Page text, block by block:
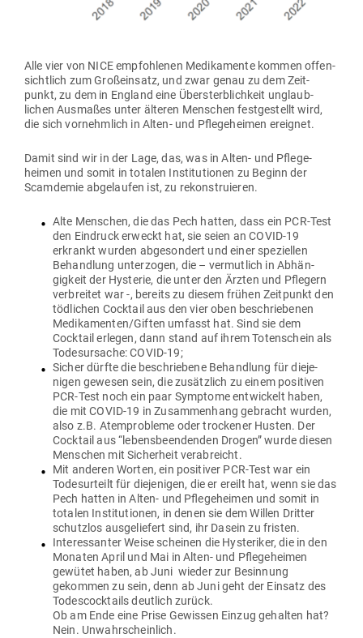
Alle vier von NICE emp­foh­lenen Medi­ka­mente kommen offen­
sichtlich zum Groß­einsatz, und zwar genau zu dem Zeit­
punkt, zu dem in England eine Über­sterb­lichkeit unglaub­
lichen Aus­maßes unter älteren Men­schen fest­ge­stellt wird,
die sich vor­nehmlich in Alten- und Pfle­ge­heimen ereignet.
Damit sind wir in der Lage, das, was in Alten- und Pfle­ge­
heimen und somit in totalen Insti­tu­tionen zu Beginn der
Scamdemie abge­laufen ist, zu rekonstruieren.
Alte Men­schen, die das Pech hatten, dass ein PCR-Test
den Ein­druck erweckt hat, sie seien an COVID-19
erkrankt wurden abge­sondert und einer spe­zi­ellen
Behandlung unter­zogen, die – ver­mutlich in Abhän­
gigkeit der Hys­terie, die unter den Ärzten und Pflegern
ver­breitet war -, bereits zu diesem frühen Zeit­punkt den
töd­lichen Cocktail aus den vier oben beschrie­benen
Medikamenten/Giften umfasst hat. Sind sie dem
Cocktail erlegen, dann stand auf ihrem Toten­schein als
Todes­ur­sache: COVID-19;
Sicher dürfte die beschriebene Behandlung für die­je­
nigen gewesen sein, die zusätzlich zu einem posi­tiven
PCR-Test noch ein paar Sym­ptome ent­wi­ckelt haben,
die mit COVID-19 in Zusam­menhang gebracht wurden,
also z.B. Atem­pro­bleme oder tro­ckener Husten. Der
Cocktail aus “lebens­be­en­denden Drogen” wurde diesen
Men­schen mit Sicherheit verabreicht.
Mit anderen Worten, ein posi­tiver PCR-Test war ein
Todes­ur­teilt für die­je­nigen, die er ereilt hat, wenn sie das
Pech hatten in Alten- und Pfle­ge­heimen und somit in
totalen Insti­tu­tionen, in denen sie dem Willen Dritter
schutzlos aus­ge­liefert sind, ihr Dasein zu fristen.
Inter­es­santer Weise scheinen die Hys­te­riker, die in den
Monaten April und Mai in Alten- und Pfle­ge­heimen
gewütet haben, ab Juni wieder zur Besinnung
gekommen zu sein, denn ab Juni geht der Einsatz des
Todes­cock­tails deutlich zurück.
Ob am Ende eine Prise Gewissen Einzug gehalten hat?
Nein. Unwahrscheinlich.